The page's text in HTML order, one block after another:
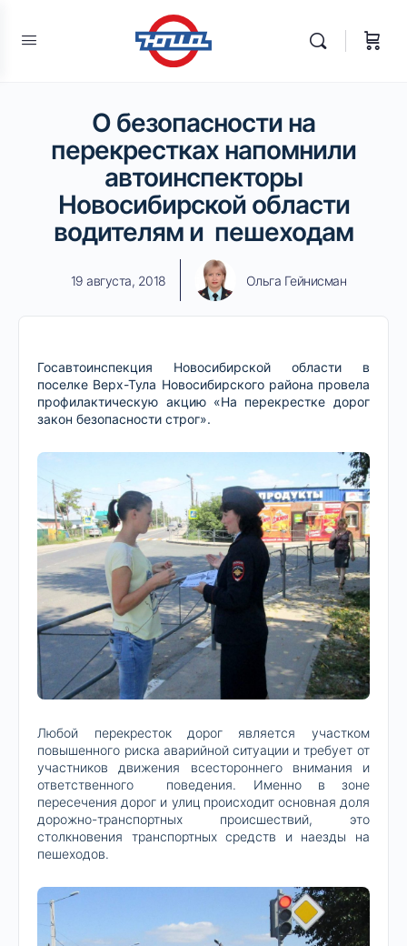
О безопасности на
перекрестках напомнили
автоинспекторы
Новосибирской области
водителям и пешеходам
19 августа, 2018 Ольга Гейнисман
Госавтоинспекция Новосибирской области в
поселке Верх-Тула Новосибирского района провела
профилактическую акцию «На перекрестке дорог
закон безопасности строг».
Любой перекресток дорог является участком
повышенного риска аварийной ситуации и требует от
участников движения всестороннего внимания и
ответственного поведения. Именно в зоне
пересечения дорог и улиц происходит основная доля
дорожно-транспортных происшествий, это
столкновения транспортных средств и наезды на
пешеходов.